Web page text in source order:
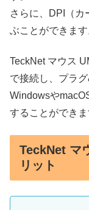
さらに、DPI（カ
ぶことができます
TeckNet マウス
で接続し、プラ
Windowsや
することができま
TeckNet マ
リット